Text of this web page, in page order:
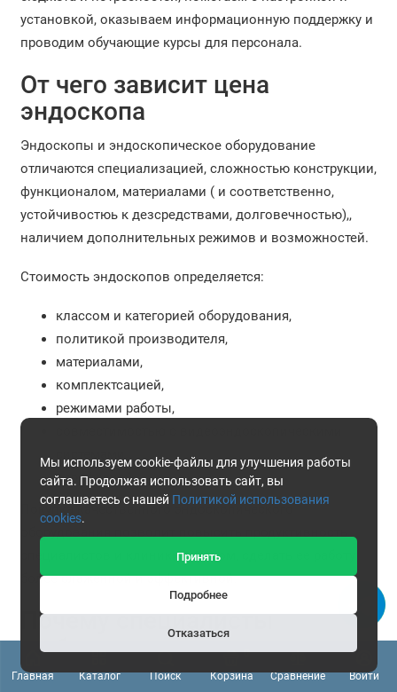
Главная Каталог Поиск Корзина
0
Сравнение
Войти
установкой, оказываем информационную поддержку и
проводим обучающие курсы для персонала.
От чего зависит цена
эндоскопа
Эндоскопы и эндоскопическое оборудование
отличаются специализацией, сложностью конструкции,
функционалом, материалами ( и соответственно,
устойчивостюь к дезсредствами, долговечностью),,
наличием дополнительных режимов и возможностей.
Стоимость эндоскопов определяется:
классом и категорией оборудования,
политикой производителя,
материалами,
комплектсацией,
режимами работы,
периферией.
Покупка качественного эндоскопического
специалистов и клиники в целом, сделать ее работу
более слаженной и эффективной.
Почему специалисты
выбирают эндоскопы и
эндоскопическое
Мы используем cookie-файлы для улучшения работы
сайта. Продолжая использовать сайт, вы
соглашаетесь с нашей Политикой использования
cookies.
Принять
Подробнее
Отказаться